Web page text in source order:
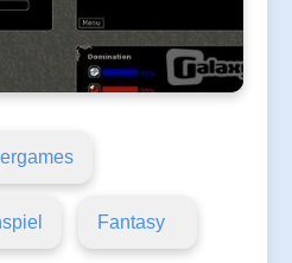
Fantasy